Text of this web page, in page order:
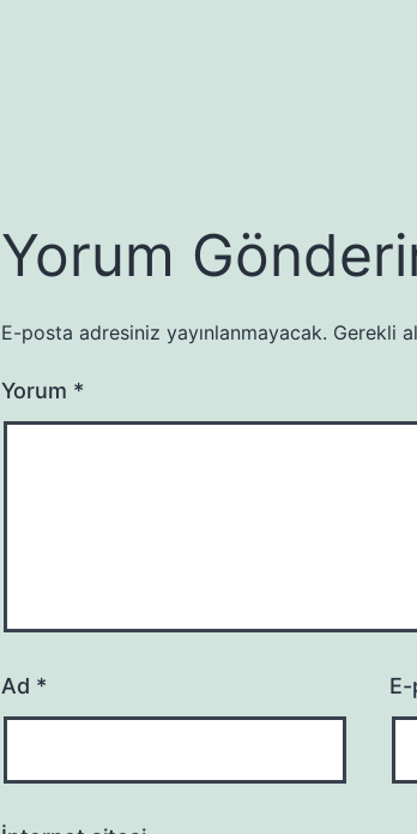
Yorum
E-posta adresiniz yayınlanmayacak. Gerekli
Yorum *
Ad *